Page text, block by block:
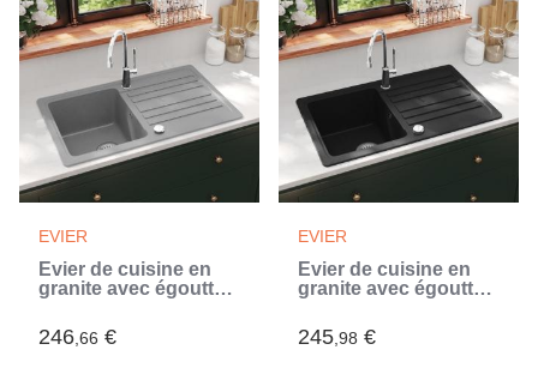
EVIER
Évier de cuisine en
granite avec égouttoir
246,66 €
EVIER
Évier de cuisine en
granite avec égouttoir
245,98 €